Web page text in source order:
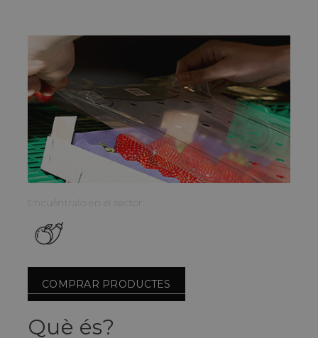
Encuéntralo en el sector:
COMPRAR PRODUCTES
Què és?